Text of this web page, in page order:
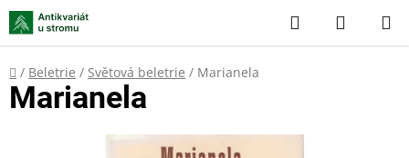
Přejít
na
obsah
Hledat
KOŠÍK
Domů
/ Beletrie / Světová beletrie / Marianela
Marianela